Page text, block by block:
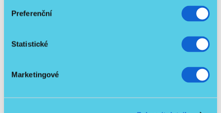
Preferenční
Statistické
Marketingové
smlouvy po předání předmětu nájmu. Proto také
není možné dodání službou PPL, je nutný přímý
První měsíční nájem lze zaplatit všemi nabízenými
GoPay). Další měsíční nájmy preferujeme převodem.